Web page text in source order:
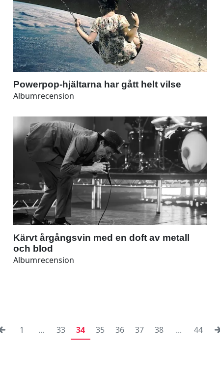
Powerpop-hjältarna har gått helt vilse
Albumrecension
Kärvt årgångsvin med en doft av metall
och blod
Albumrecension
1 ... 33 34 35 36 37 38 ... 44